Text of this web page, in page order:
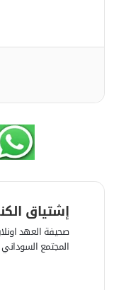
إشتياق
صحيفة العهد
المجتمع السوداني